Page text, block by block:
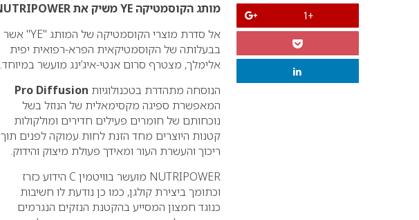
+1
מותג הקוסמטיקה YE משיק את NUTRIPOWER – סרום אנטי איג’ינג מרוכז ועשיר במיוחד
אל סדרת מוצרי הקוסמטיקה של המותג "YE" אשר
בבעלותה של הקוסמטיקאית הפרא-רפואית יפית
אלימלך, מצטרף סרום אנטי-איג’ינג מועשר במיוחד.
הנוסחה מתהדרת בטכנולוגיות Pro Diffusion
המאפשרת ספיגה מקסימאלית של הנוזל בשל
נוכחותם של חומרים פעילים חדירים ומולקולות
קטנות היוצרים מחד הזנת לחות עמוקה לפנים תוך
ריכוך והעשרת העור ומאידך פעולת מיצוק והידוק.
NUTRIPOWER מועשר בוויטמין C הידוע כזרז
וכתומך ביצירת קולגן, כמו כן נודעת לו חשיבות
כנוגד חמצון המסייע בהקטנת הנזקים הנגרמים